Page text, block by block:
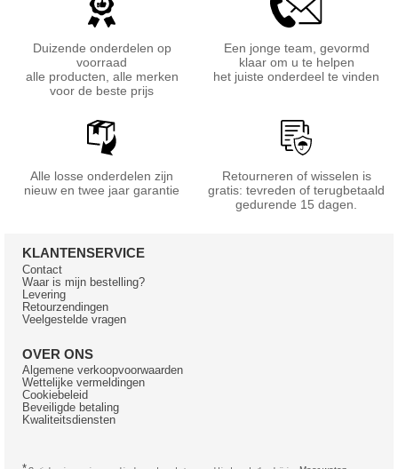
Duizende onderdelen op
voorraad
alle producten, alle merken
voor de beste prijs
Een jonge team, gevormd
klaar om u te helpen
het juiste onderdeel te vinden
Alle losse onderdelen zijn
nieuw en twee jaar garantie
Retourneren of wisselen is
gratis: tevreden of terugbetaald
gedurende 15 dagen.
KLANTENSERVICE
Contact
Waar is mijn bestelling?
Levering
Retourzendingen
Veelgestelde vragen
OVER ONS
Algemene verkoopvoorwaarden
Wettelijke vermeldingen
Cookiebeleid
Beveiligde betaling
Kwaliteitsdiensten